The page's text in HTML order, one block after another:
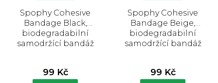
Spophy Cohesive
Bandage Black,
biodegradabilní
samodržící bandáž
99 Kč
Spophy Cohesive
Bandage Beige,
biodegradabilní
samodržící bandáž
99 Kč